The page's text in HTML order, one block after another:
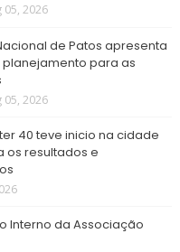
05, 2026
de Patos apresenta
para as
05, 2026
40 teve inicio na cidade
os resultados e
Interno da Associação